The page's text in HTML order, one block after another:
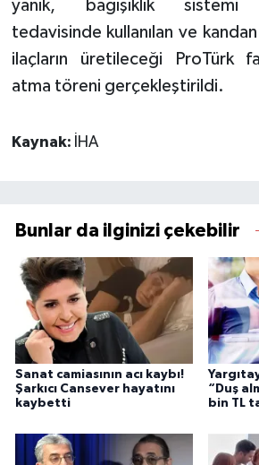
yanık, bağışıklık sistemi
tedavisinde kullanılan ve
ilaçların üretileceği ProTürk
atma töreni gerçekleştirildi.
Kaynak: İHA
Bunlar da ilginizi çekebilir
Sanat camiasının acı kaybı!
Şarkıcı Cansever hayatını
kaybetti
“Duş
bin TL